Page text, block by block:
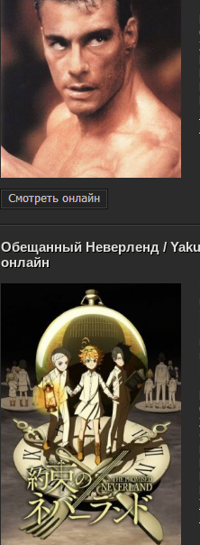
Обещанный Неверленд /
онлайн